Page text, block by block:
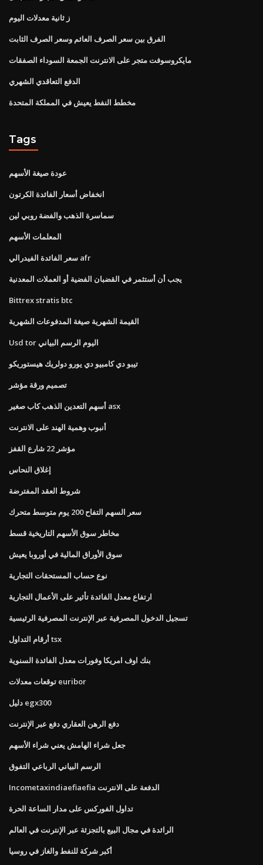
ز ثانية معدلات اليوم
الفرق بين سعر الصرف العائم وسعر الصرف الثابت
مايكروسوفت متجر على الانترنت الجمعة السوداء الصفقات
الدفع التعاقدي الشهري
مخطط النفط يعيش في المملكة المتحدة
Tags
عودة صيغة الأسهم
انخفاض أسعار الفائدة الكرتون
سماسرة الذهب والفضة روبي لين
المعلمات الأسهم
سعر الفائدة الفيدرالي afr
يجب أن أستثمر في القضبان الفضية أو العملات المعدنية
Bittrex stratis btc
القيمة الشهرية صيغة المدفوعات الشهرية
Usd tor اليوم الرسم البياني
تيبو دي كامبيو دي يورو دولريك هيستوريكو
تصميم ورقة مؤشر
أسهم التعدين الذهب كاب صغير asx
أنبوب وهمية الهند على الانترنت
مؤشر 22 شارع القفز
إغلاق النحاس
شروط العقد المفترضة
سعر السهم التفاح 200 يوم متوسط ​​متحرك
مخاطر سوق الأسهم التاريخية قسط
سوق الأوراق المالية في أوروبا يعيش
نوع حساب المستحقات التجارية
ارتفاع معدل الفائدة تأثير على الأعمال التجارية
تسجيل الدخول المصرفية عبر الإنترنت المصرفية الرئيسية
أرقام التداول tsx
بنك اوف امريكا وفورات معدل الفائدة السنوية
توقعات معدلات euribor
دليل egx300
دفع الرهن العقاري دفع عبر الإنترنت
جعل شراء الهامش يعني شراء الأسهم
الرسم البياني الرباعي التفوق
Incometaxindiaefiaefia الدفعة على الانترنت
تداول الفوركس على مدار الساعة الحرة
الرائدة في مجال البيع بالتجزئة عبر الإنترنت في العالم
أكبر شركة للنفط والغاز في روسيا